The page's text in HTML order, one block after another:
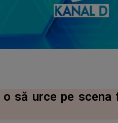
să urce pe scena